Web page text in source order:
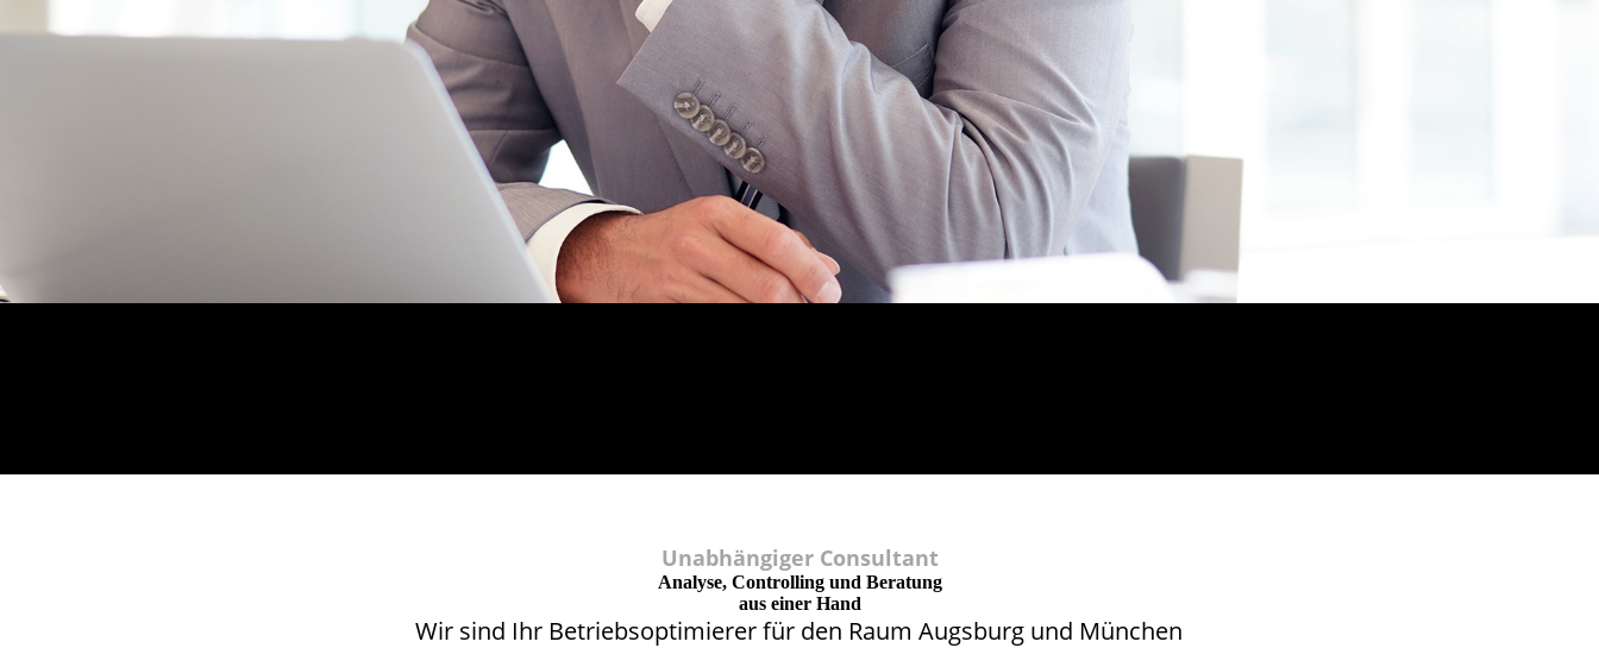
Unabhängiger Consultant
Analyse, Controlling und Beratung
aus einer Hand
Wir sind Ihr Betriebsoptimierer für den Raum Augsburg und München